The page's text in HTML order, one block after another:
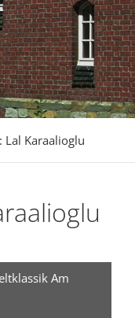
Lal Karaalioglu
Am